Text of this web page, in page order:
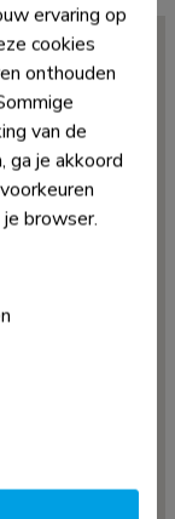
ervaring op
cookies
onthouden
van de
ga je akkoord
browser.